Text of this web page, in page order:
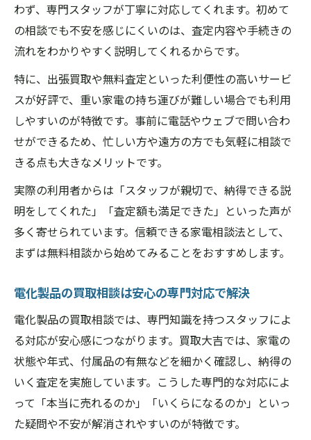
奈良県橿原市でお得に家電を売却する秘訣
買取大吉の活用術で家電高価買取を目指す
奈良県橿原市で家電買取を賢く活用する方法
奈良県橿原市買取大吉の賢い家電買取活用
法
不要家電を無駄なく売るためのポイント解
説
出張買取を活用した家電売却の流れとコツ
家電以外もまとめて賢く買取依頼する方法
買取大吉で効率的に家電を売るステップ
出張対応の電化製品買取が選ばれる理由
る理由
家電を自宅で手軽に売却できるメリット解
説
出張対応の買取が人気となる背景と特徴
奈良県橿原市で便利な家電出張買取の流れ
出張買取利用時の注意点と快適な活用術
初めてでも安心な奈良県橿原市買取ガイド
わず、専門スタッフが丁寧に対応してくれます。初めて
の相談でも不安を感じにくいのは、査定内容や手続きの
流れをわかりやすく説明してくれるからです。
特に、出張買取や無料査定といった利便性の高いサービ
スが好評で、重い家電の持ち運びが難しい場合でも利用
しやすいのが特徴です。事前に電話やウェブで問い合わ
せができるため、忙しい方や遠方の方でも気軽に相談で
きる点も大きなメリットです。
実際の利用者からは「スタッフが親切で、納得できる説
明をしてくれた」「査定額も満足できた」といった声が
多く寄せられています。信頼できる家電相談法として、
まずは無料相談から始めてみることをおすすめします。
電化製品の買取相談は安心の専門対応で解決
電化製品の買取相談では、専門知識を持つスタッフによ
る対応が安心感につながります。買取大吉では、家電の
状態や年式、付属品の有無などを細かく確認し、納得の
いく査定を実施しています。こうした専門的な対応によ
って「本当に売れるのか」「いくらになるのか」といっ
た疑問や不安が解消されやすいのが特徴です。